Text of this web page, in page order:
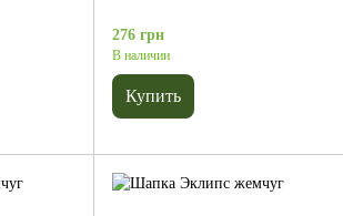
276 грн
В наличии
Купить